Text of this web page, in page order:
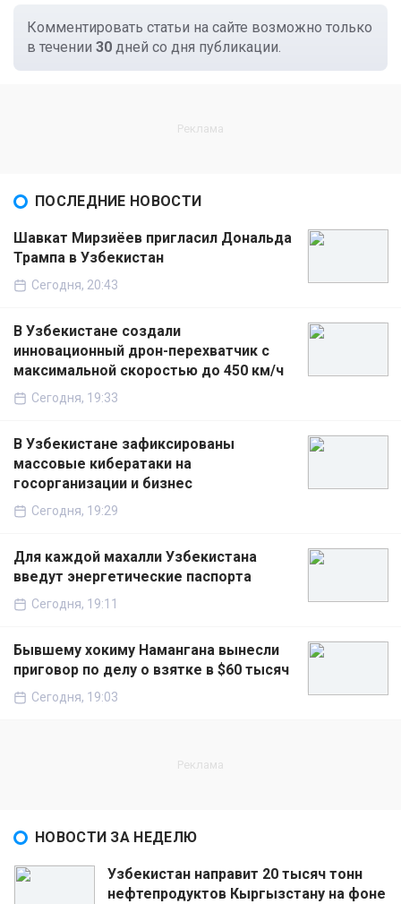
Комментировать статьи на сайте возможно только
в течении 30 дней со дня публикации.
ПОСЛЕДНИЕ НОВОСТИ
Шавкат Мирзиёев пригласил Дональда
Трампа в Узбекистан
Сегодня, 20:43
В Узбекистане создали
инновационный дрон-перехватчик с
максимальной скоростью до 450 км/ч
Сегодня, 19:33
В Узбекистане зафиксированы
массовые кибератаки на
госорганизации и бизнес
Сегодня, 19:29
Для каждой махалли Узбекистана
введут энергетические паспорта
Сегодня, 19:11
Бывшему хокиму Намангана вынесли
приговор по делу о взятке в $60 тысяч
Сегодня, 19:03
НОВОСТИ ЗА НЕДЕЛЮ
Узбекистан направит 20 тысяч тонн
нефтепродуктов Кыргызстану на фоне